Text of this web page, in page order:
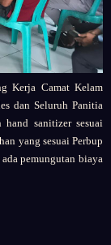
Kerja Camat Kelam
dan Seluruh Panitia
sanitizer sesuai
yang sesuai Perbup
pemungutan biaya